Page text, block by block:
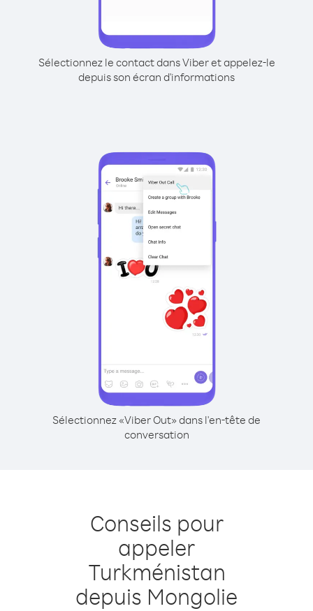
Sélectionnez le contact dans Viber et appelez-le
depuis son écran d'informations
Sélectionnez «Viber Out» dans l'en-tête de
conversation
Conseils pour
appeler
Turkménistan
depuis Mongolie